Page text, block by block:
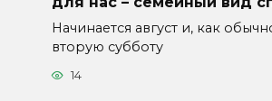
Начинается август и, как
вторую субботу
14